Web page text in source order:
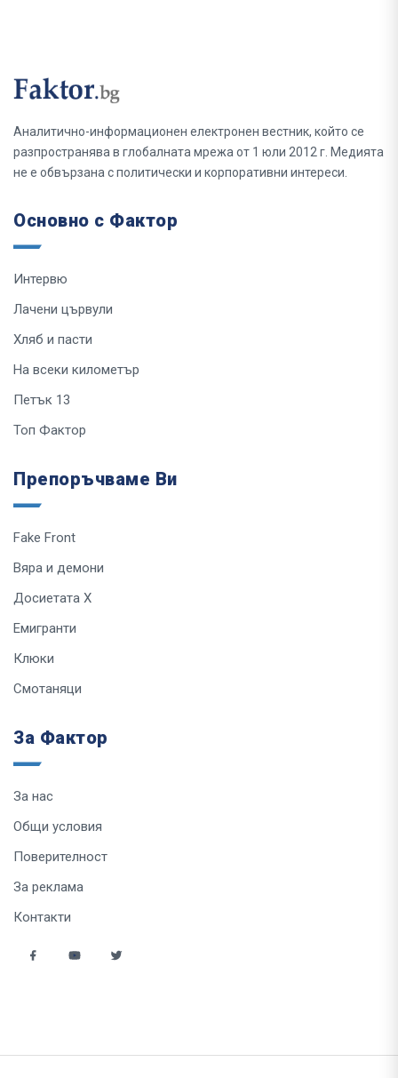
Аналитично-информационен електронен вестник, който се
разпространява в глобалната мрежа от 1 юли 2012 г. Медията
не е обвързана с политически и корпоративни интереси.
Основно с Фактор
Интервю
Лачени цървули
Хляб и пасти
На всеки километър
Петък 13
Топ Фактор
Препоръчваме Ви
Fake Front
Вяра и демони
Досиетата Х
Емигранти
Клюки
Смотаняци
За Фактор
За нас
Общи условия
Поверителност
За реклама
Контакти